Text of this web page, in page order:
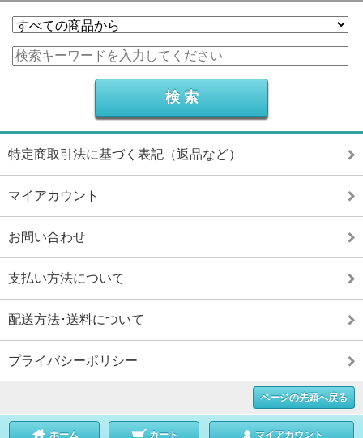
特定商取引法に基づく表記（返品など）
マイアカウント
お問い合わせ
支払い方法について
配送方法･送料について
プライバシーポリシー
ページの先頭へ戻る
ホーム カート マイアカウント